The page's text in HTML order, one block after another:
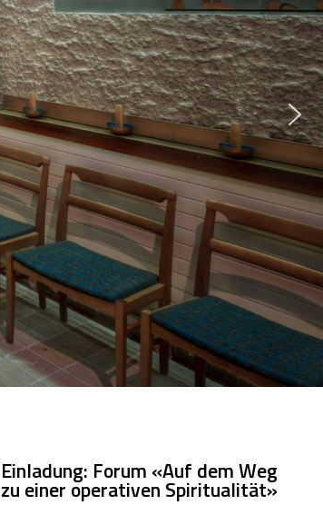
Einladung: Forum «Auf dem Weg
zu einer operativen Spiritualität»